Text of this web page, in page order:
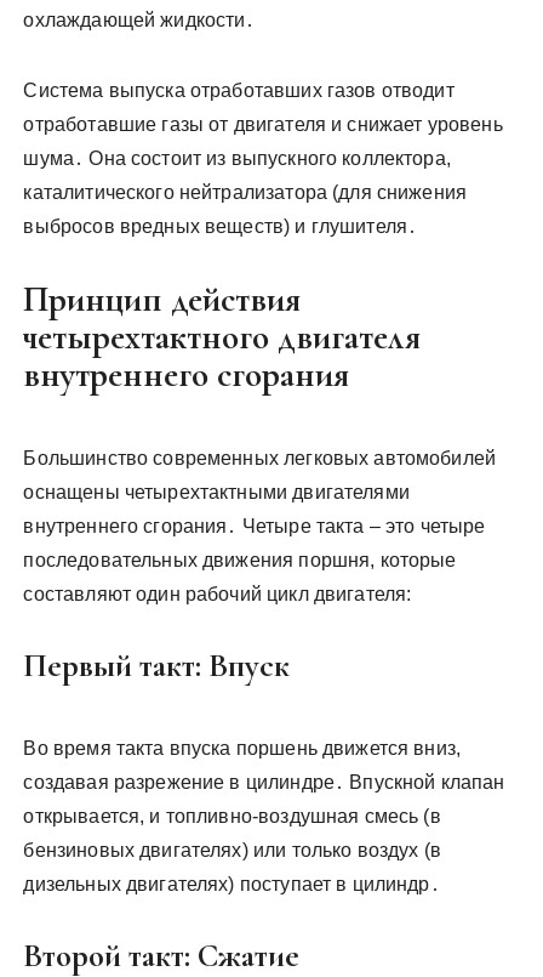
охлаждающей жидкости․
Система выпуска отработавших газов отводит
отработавшие газы от двигателя и снижает уровень
шума․ Она состоит из выпускного коллектора,
каталитического нейтрализатора (для снижения
выбросов вредных веществ) и глушителя․
Принцип действия
четырехтактного двигателя
внутреннего сгорания
Большинство современных легковых автомобилей
оснащены четырехтактными двигателями
внутреннего сгорания․ Четыре такта – это четыре
последовательных движения поршня, которые
составляют один рабочий цикл двигателя:
Первый такт: Впуск
Во время такта впуска поршень движется вниз,
создавая разрежение в цилиндре․ Впускной клапан
открывается, и топливно-воздушная смесь (в
бензиновых двигателях) или только воздух (в
дизельных двигателях) поступает в цилиндр․
Второй такт: Сжатие